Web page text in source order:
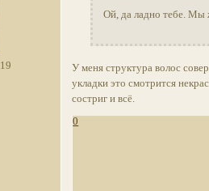
Ой, да ладно тебе. Мы
У меня структура волос
укладки это смотрится
состриг и всё.
0